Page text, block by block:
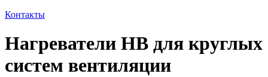
Контакты
Нагреватели НВ для круглых
систем вентиляции